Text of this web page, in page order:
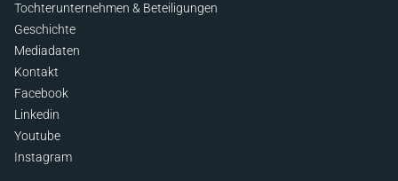
Tochterunternehmen & Beteiligungen
Geschichte
Mediadaten
Kontakt
Facebook
Linkedin
Youtube
Instagram